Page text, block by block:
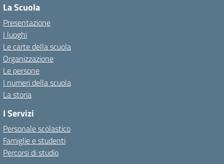
La Scuola
Presentazione
I luoghi
Le carte della scuola
Organizzazione
Le persone
I numeri della scuola
La storia
I Servizi
Personale scolastico
Famiglie e studenti
Percorsi di studio